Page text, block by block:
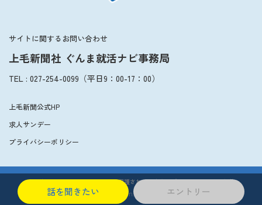
話を聞きたい エントリー
サイトに関するお問い合わせ
上毛新聞社 ぐんま就活ナビ事務局
TEL : 027-254-0099 （平日9：00-17：00）
上毛新聞公式HP
求人サンデー
プライバシーポリシー
このサイトはGoogle reCAPTCHAで保護されています。プライバシー-利用規約
© The JOMO Shinbun. All Rights Reserved.